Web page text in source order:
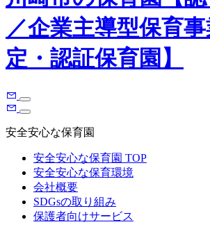
安全安心な保育園
安全安心な保育園 TOP
安全安心な保育環境
会社概要
SDGsの取り組み
保護者向けサービス